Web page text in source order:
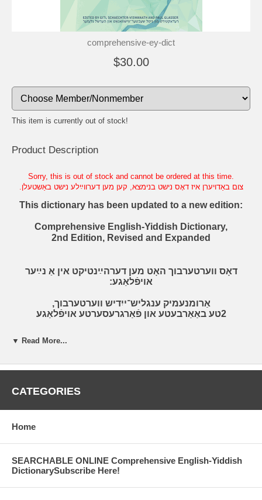
comprehensive-ey-dict
$30.00
This item is currently out of stock!
Product Description
Sorry, this is out of stock and cannot be ordered at this time.
‫צום באַדויערן איז דאָס נישט בנימצא, קען מען דערווײַלע נישט באַשטעלן.‬
This dictionary has been updated to a new edition:
Comprehensive English-Yiddish Dictionary,
2nd Edition, Revised and Expanded
דאָס ווערטערבוך האָט מען דערהײַנטיקט אין אַ נײַער
אויפֿלאַגע:
אַרומנעמיק ענגליש־ייִדיש ווערטערבוך,
2טע באַאַרבעטע און פֿאַרגרעסערטע אויפֿלאַגע
ענגליש־ייִדיש װערטערבוךאיז דאָ צום
באַקומען בײַ דער ייִדיש־ליגע. דאָס
ווערטערבוך וועט בפֿירוש זײַן דאָס
▼ Read More...
CATEGORIES
Home
SEARCHABLE ONLINE Comprehensive English-Yiddish
DictionarySubscribe Here!